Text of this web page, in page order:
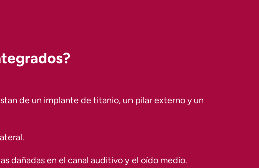
de un implante de titanio, un pilar externo y un
dañadas en el canal auditivo y el oído medio.